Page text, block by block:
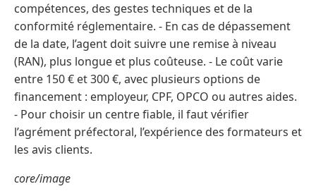
compétences, des gestes techniques et de la
conformité réglementaire. - En cas de dépassement
de la date, l’agent doit suivre une remise à niveau
(RAN), plus longue et plus coûteuse. - Le coût varie
entre 150 € et 300 €, avec plusieurs options de
financement : employeur, CPF, OPCO ou autres aides.
- Pour choisir un centre fiable, il faut vérifier
l’agrément préfectoral, l’expérience des formateurs et
les avis clients.
core/image